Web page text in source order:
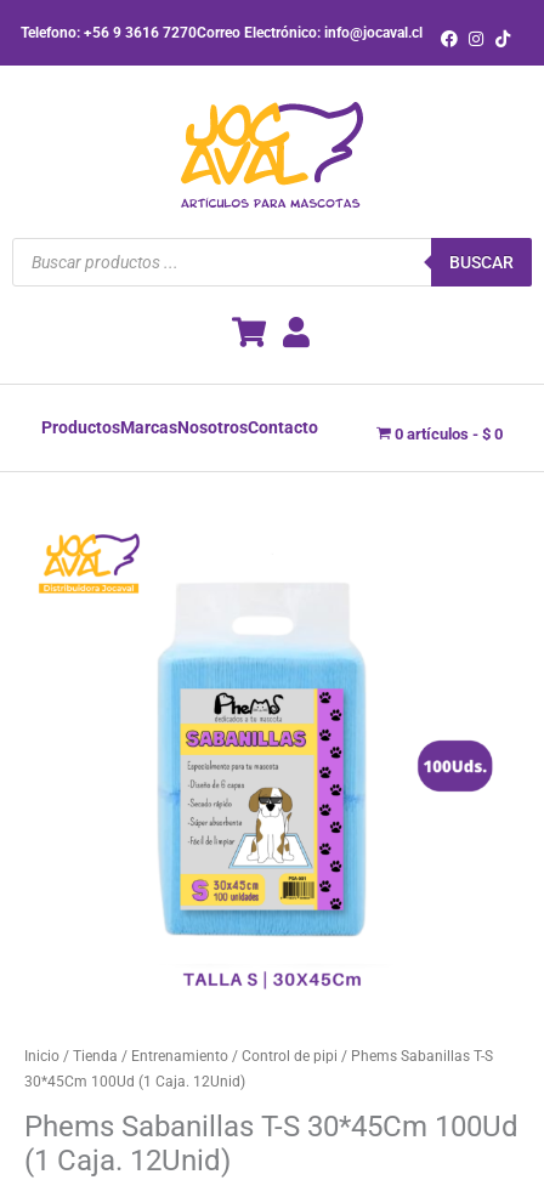
contenido
Telefono: +56 9 3616 7270Correo Electrónico: info@jocaval.cl
Búsqueda
productos
BUSCAR
ProductosMarcasNosotrosContacto 0 artículos $ 0
Inicio / Tienda / Entrenamiento / Control de pipi / Phems Sabanillas T-S
30*45Cm 100Ud (1 Caja. 12Unid)
Phems Sabanillas T-S 30*45Cm 100Ud
(1 Caja. 12Unid)